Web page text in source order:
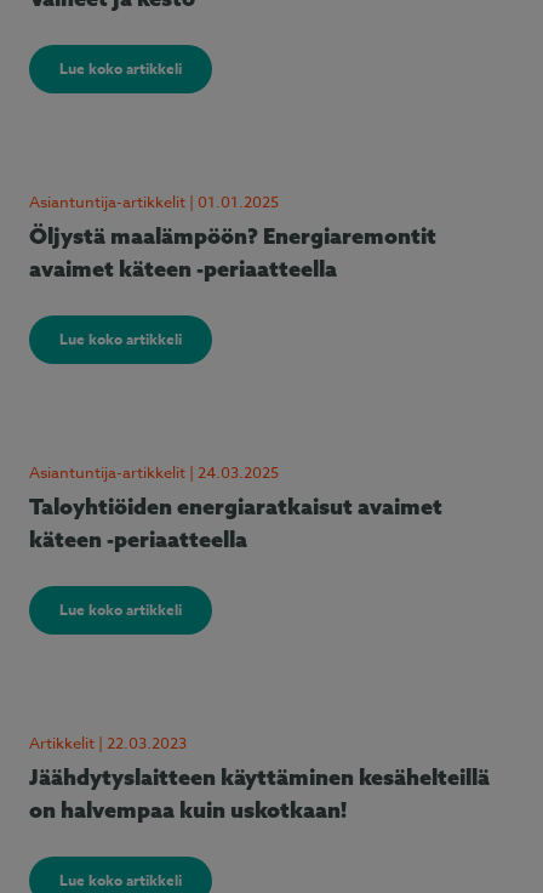
Lue koko artikkeli
Asiantuntija-artikkelit | 01.01.2025
Öljystä maalämpöön? Energiaremontit
avaimet käteen -periaatteella
Lue koko artikkeli
Asiantuntija-artikkelit | 24.03.2025
Taloyhtiöiden energiaratkaisut avaimet
käteen -periaatteella
Lue koko artikkeli
Artikkelit | 22.03.2023
Jäähdytyslaitteen käyttäminen kesähelteillä
on halvempaa kuin uskotkaan!
Lue koko artikkeli